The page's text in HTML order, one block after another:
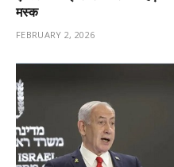
मस्क
FEBRUARY 2, 2026